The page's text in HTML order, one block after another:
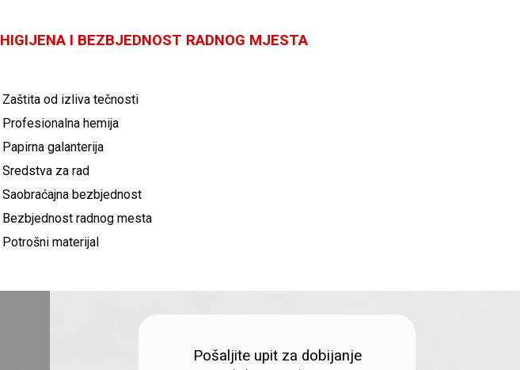
HIGIJENA I BEZBJEDNOST RADNOG MJESTA
Zaštita od izliva tečnosti
Profesionalna hemija
Papirna galanterija
Sredstva za rad
Saobraćajna bezbjednost
Bezbjednost radnog mesta
Potrošni materijal
Pošaljite upit za dobijanje